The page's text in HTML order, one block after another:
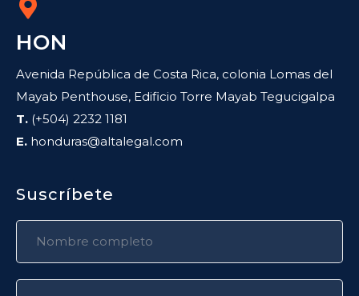
HON
Avenida República de Costa Rica, colonia Lomas del
Mayab Penthouse, Edificio Torre Mayab Tegucigalpa
T. (+504) 2232 1181
E. honduras@altalegal.com
Suscríbete